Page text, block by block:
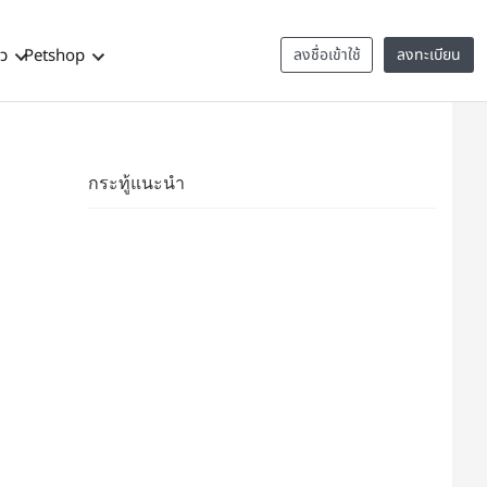
ลงชื่อเข้าใช้ ลงทะเบียน
Petshop
กระทู้แนะนำ